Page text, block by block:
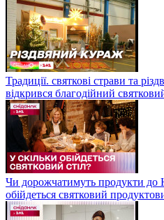
Традиції. святкові страви та
відкрився благодійний
Чи дорожчатимуть продукти до
обійдеться святковий